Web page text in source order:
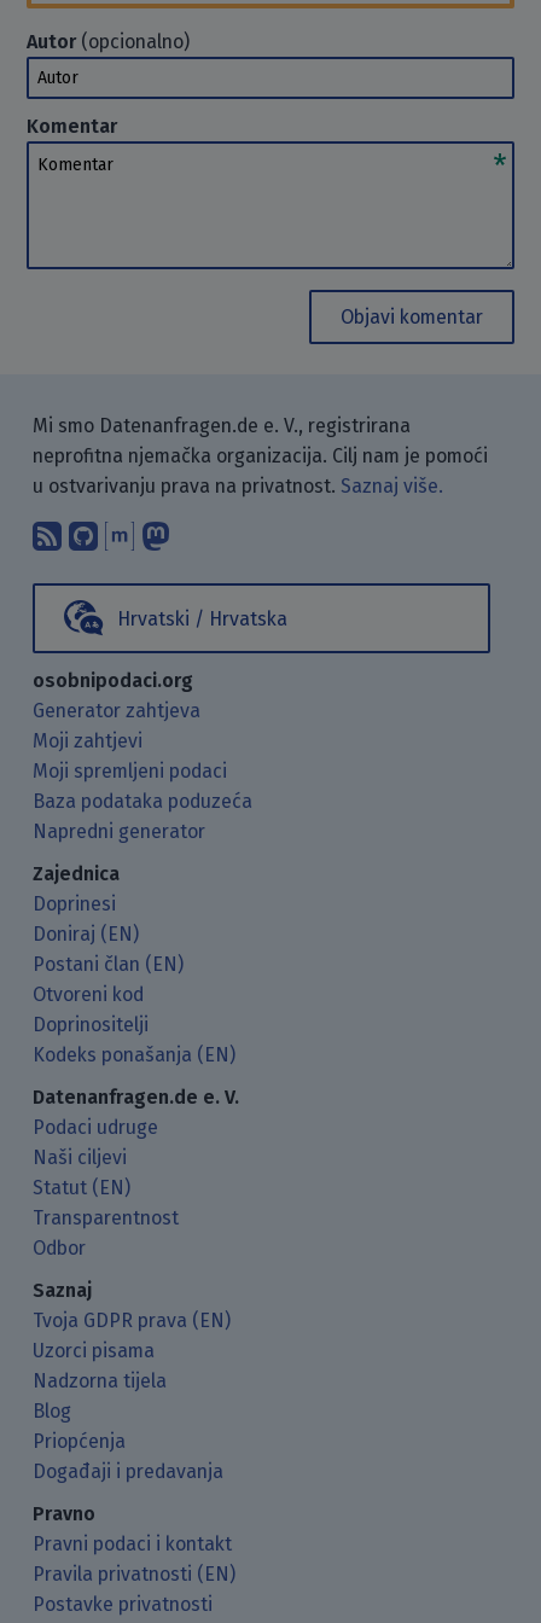
Autor(opcionalno)
Autor
Komentar
Komentar
Objavi komentar
Mi smo Datenanfragen.de e. V., registrirana
neprofitna njemačka organizacija. Cilj nam je pomoći
u ostvarivanju prava na privatnost. Saznaj više.
Pretplati se na naš blog koristeći
Pronađi nas na GitHubu.
Raspravljaj s nama putem
Hrvatski / Hrvatska
osobnipodaci.org
Generator zahtjeva
Moji zahtjevi
Moji spremljeni podaci
Baza podataka poduzeća
Napredni generator
Zajednica
Doprinesi
Doniraj (EN)
Postani član (EN)
Otvoreni kod
Doprinositelji
Kodeks ponašanja (EN)
Datenanfragen.de e. V.
Podaci udruge
Naši ciljevi
Statut (EN)
Transparentnost
Odbor
Saznaj
Tvoja GDPR prava (EN)
Uzorci pisama
Nadzorna tijela
Blog
Priopćenja
Događaji i predavanja
Pravno
Pravni podaci i kontakt
Pravila privatnosti (EN)
Postavke privatnosti